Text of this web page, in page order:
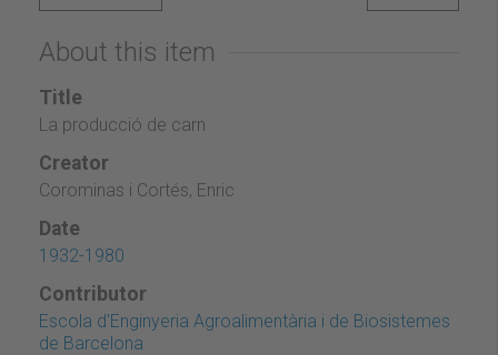
About this item
Title
La producció de carn
Creator
Corominas i Cortés, Enric
Date
1932-1980
Contributor
Escola d'Enginyeria Agroalimentària i de Biosistemes
de Barcelona